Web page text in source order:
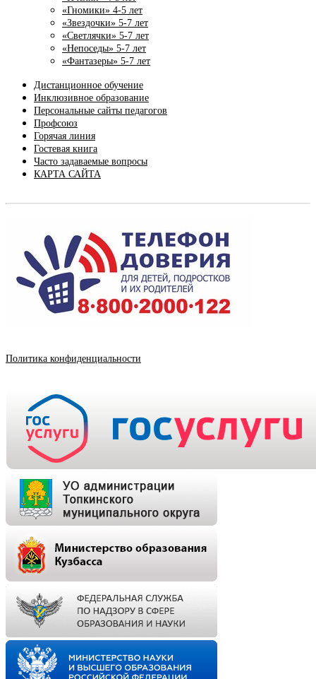
«Гномики» 4-5 лет
«Звездочки» 5-7 лет
«Светлячки» 5-7 лет
«Непоседы» 5-7 лет
«Фантазеры» 5-7 лет
Дистанционное обучение
Инклюзивное образование
Персональные сайты педагогов
Профсоюз
Горячая линия
Гостевая книга
Часто задаваемые вопросы
КАРТА САЙТА
Политика конфиденциальности